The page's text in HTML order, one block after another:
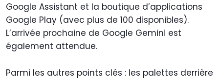
Google Assistant et la boutique d’applications
Google Play (avec plus de 100 disponibles).
L’arrivée prochaine de Google Gemini est
également attendue.
Parmi les autres points clés : les palettes derrière